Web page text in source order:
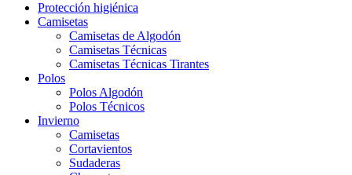
Protección higiénica
Camisetas
Camisetas de Algodón
Camisetas Técnicas
Camisetas Técnicas Tirantes
Polos
Polos Algodón
Polos Técnicos
Invierno
Camisetas
Cortavientos
Sudaderas